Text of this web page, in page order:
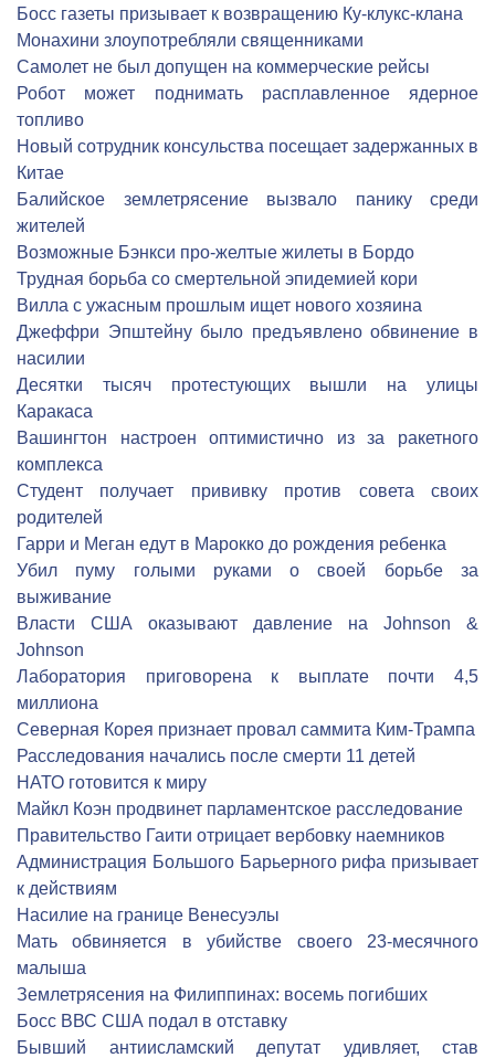
Босс газеты призывает к возвращению Ку-клукс-клана
Монахини злоупотребляли священниками
Самолет не был допущен на коммерческие рейсы
Робот может поднимать расплавленное ядерное
топливо
Новый сотрудник консульства посещает задержанных в
Китае
Балийское землетрясение вызвало панику среди
жителей
Возможные Бэнкси про-желтые жилеты в Бордо
Трудная борьба со смертельной эпидемией кори
Вилла с ужасным прошлым ищет нового хозяина
Джеффри Эпштейну было предъявлено обвинение в
насилии
Десятки тысяч протестующих вышли на улицы
Каракаса
Вашингтон настроен оптимистично из за ракетного
комплекса
Студент получает прививку против совета своих
родителей
Гарри и Меган едут в Марокко до рождения ребенка
Убил пуму голыми руками о своей борьбе за
выживание
Власти США оказывают давление на Johnson &
Johnson
Лаборатория приговорена к выплате почти 4,5
миллиона
Северная Корея признает провал саммита Ким-Трампа
Расследования начались после смерти 11 детей
НАТО готовится к миру
Майкл Коэн продвинет парламентское расследование
Правительство Гаити отрицает вербовку наемников
Администрация Большого Барьерного рифа призывает
к действиям
Насилие на границе Венесуэлы
Мать обвиняется в убийстве своего 23-месячного
малыша
Землетрясения на Филиппинах: восемь погибших
Босс ВВС США подал в отставку
Бывший антиисламский депутат удивляет, став